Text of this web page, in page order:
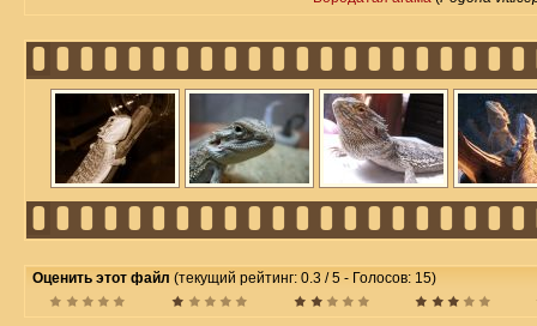
Оценить этот файл (текущий рейтинг: 0.3 / 5 - Голосов: 15)